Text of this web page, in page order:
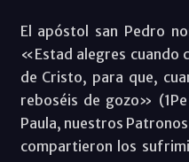
El apóstol san Pedro
«Estad alegres cuando
de Cristo, para que,
reboséis de gozo»
Paula, nuestros
compartieron los